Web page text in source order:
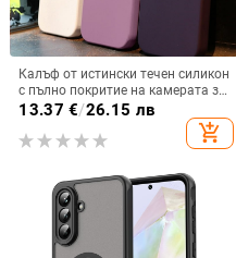
Калъф от истински течен силикон
с пълно покритие на камерата за
iPhone 14 Pro Max, iPhone 13 Pro
и iPhone 12 — удароустойчив
13.37 €/26.15 лв
add_shopping_cart